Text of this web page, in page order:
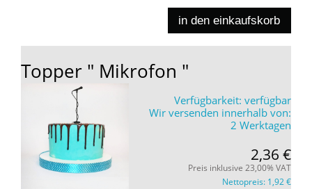
in den einkaufskorb
Topper " Mikrofon "
Verfügbarkeit: verfügbar
Wir versenden innerhalb von:
2 Werktagen
2,36 €
Preis inklusive 23,00% VAT
Nettopreis: 1,92 €